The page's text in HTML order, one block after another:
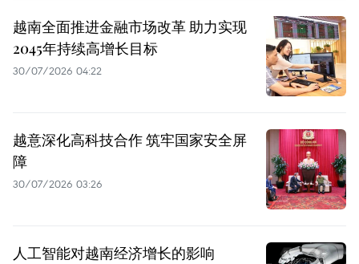
越南全面推进金融市场改革 助力实现
2045年持续高增长目标
30/07/2026 04:22
越意深化高科技合作 筑牢国家安全屏
障
30/07/2026 03:26
人工智能对越南经济增长的影响